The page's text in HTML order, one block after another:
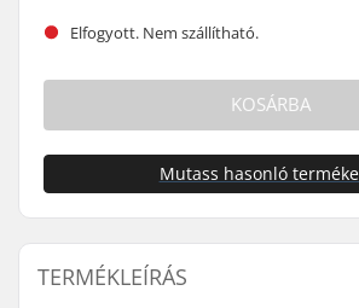
Elfogyott. Nem szállítható.
KOSÁRBA
Mutass hasonló
TERMÉKLEÍRÁS